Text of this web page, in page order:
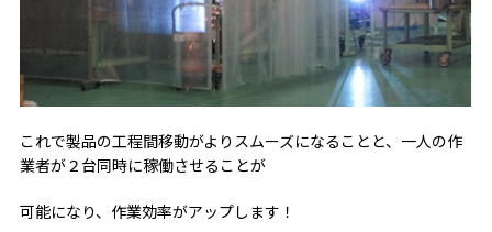
これで製品の工程間移動がよりスムーズになることと、一人の作
業者が２台同時に稼働させることが
可能になり、作業効率がアップします！